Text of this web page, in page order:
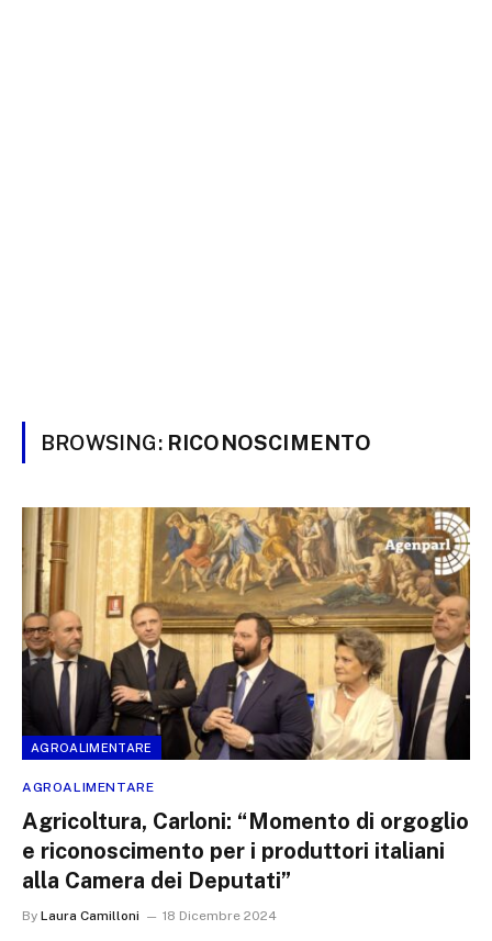
BROWSING: RICONOSCIMENTO
AGROALIMENTARE
AGROALIMENTARE
Agricoltura, Carloni: “Momento di orgoglio
e riconoscimento per i produttori italiani
alla Camera dei Deputati”
By Laura Camilloni 18 Dicembre 2024